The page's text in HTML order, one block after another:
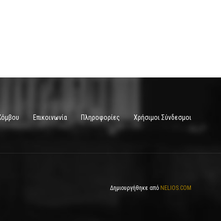
Επικοινωνία Πληροφορίες Χρήσιμοι Σύνδεσμοι
Δημιουργήθηκε από NELIOS.COM